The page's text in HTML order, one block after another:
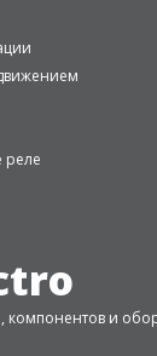
реле
компонентов и